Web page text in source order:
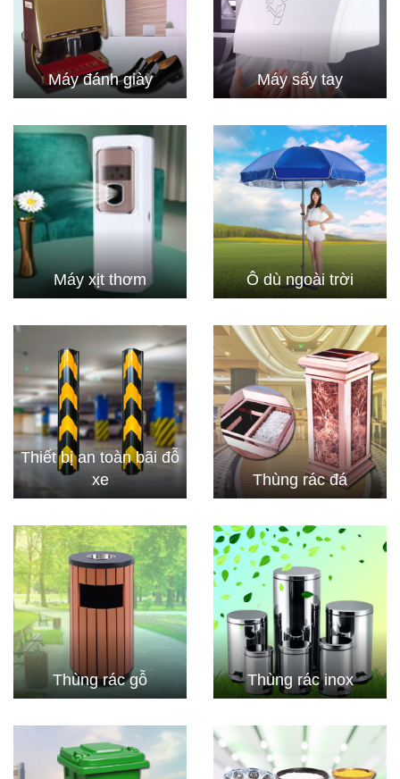
Máy đánh giày Máy sấy tay
Máy xịt thơm Ô dù ngoài trời
Thiết bị an toàn bãi đỗ
xe
Thùng rác đá
Thùng rác gỗ Thùng rác inox